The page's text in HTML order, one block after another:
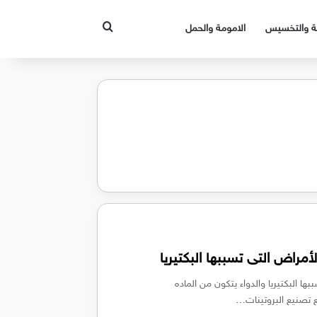
والتخسيس الامومة والحمل
التى تسببها البكتيريا
البكتيريا والدواء يتكون من الماده